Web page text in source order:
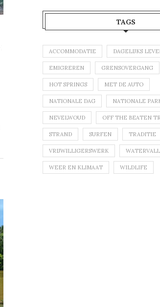
TAGS
ACCOMMODATIE DAGELIJKS
EMIGREREN GRENSOVERGANG
HOT SPRINGS MET DE AUTO
NATIONALE DAG NATIONALE
NEVELWOUD OFF THE BEATEN
STRAND SURFEN TRADITIE
VRIJWILLIGERSWERK
WEER EN KLIMAAT WILDLIFE